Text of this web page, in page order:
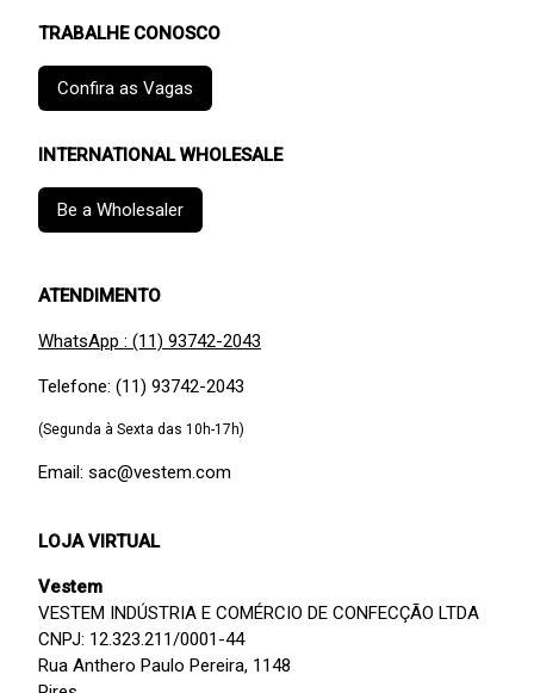
TRABALHE CONOSCO
Confira as Vagas
INTERNATIONAL WHOLESALE
Be a Wholesaler
ATENDIMENTO
WhatsApp : (11) 93742-2043
Telefone: (11) 93742-2043
(Segunda à Sexta das 10h-17h)
Email: sac@vestem.com
LOJA VIRTUAL
Vestem
VESTEM INDÚSTRIA E COMÉRCIO DE CONFECÇÃO LTDA
CNPJ: 12.323.211/0001-44
Rua Anthero Paulo Pereira, 1148